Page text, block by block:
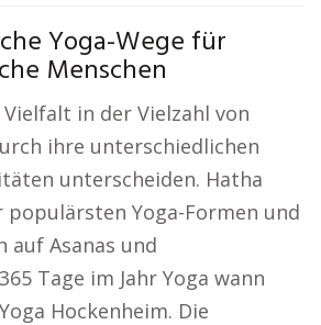
Yoga-Wege für
Menschen
in der Vielzahl von
ihre unterschiedlichen
unterscheiden. Hatha
populärsten Yoga-Formen und
auf Asanas und
Tage im Jahr Yoga wann
Hockenheim. Die